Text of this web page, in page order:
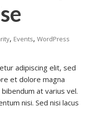
, Events, WordPress
adipiscing elit, sed
et dolore magna
at varius vel.
nisi. Sed nisi lacus